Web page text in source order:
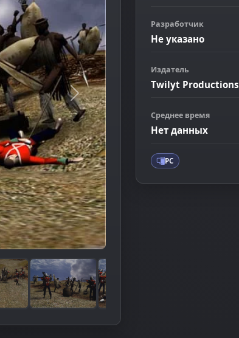
Следующее изображение
Разработчик
Не указано
Издатель
Twilyt Productions
Среднее время
Нет данных
PC